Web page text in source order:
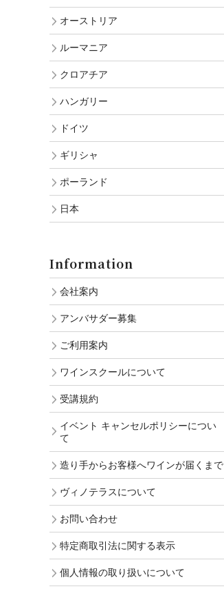
オーストリア
ルーマニア
クロアチア
ハンガリー
ドイツ
ギリシャ
ポーランド
日本
Information
会社案内
アンバサダー募集
ご利用案内
ワインスクールについて
受講規約
イベント キャンセルポリシーについ
て
造り手からお客様へワインが届くまで
ヴィノテラスについて
お問い合わせ
特定商取引法に関する表示
個人情報の取り扱いについて